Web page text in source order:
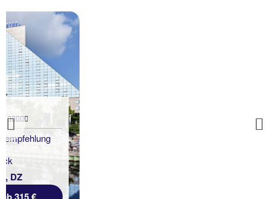
Previous